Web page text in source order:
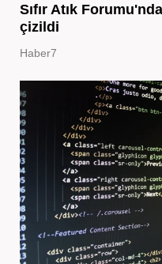
Sıfır Atık
çizildi
Haber7